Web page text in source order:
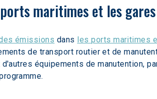
maritimes et les
émissions dans les ports maritimes
de transport routier et de
équipements de manutention,